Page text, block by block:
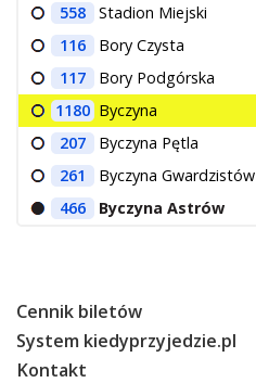
558
Stadion Miejski
116
Bory Czysta
117
Bory Podgórska
1180 Byczyna
207
Byczyna Pętla
261
Byczyna Gwardzistów
466
Byczyna Astrów
Cennik biletów
System kiedyprzyjedzie.pl
Kontakt